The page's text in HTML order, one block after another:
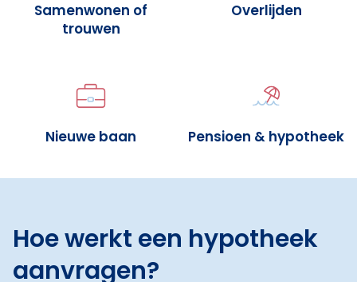
Samenwonen of
trouwen
Overlijden
Nieuwe baan Pensioen & hypotheek
Hoe werkt een hypotheek
aanvragen?